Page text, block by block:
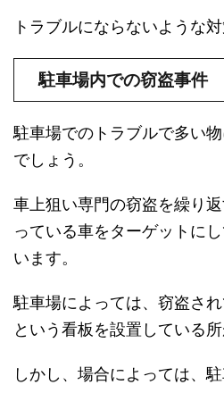
トラブルにならないような対
駐車場内での窃盗事件
駐車場でのトラブルで多い
でしょう。
車上狙い専門の窃盗を繰り
っている車をターゲットに
います。
駐車場によっては、窃盗さ
という看板を設置している所
しかし、場合によっては、